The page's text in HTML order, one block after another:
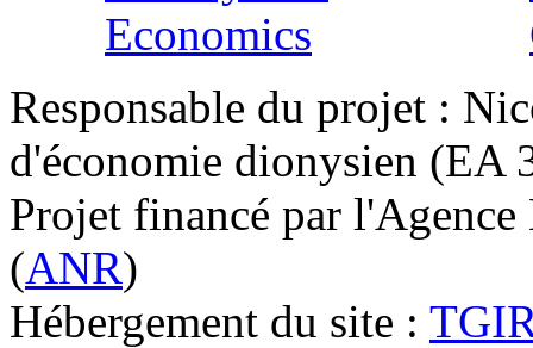
Responsable du projet :
d'économie dionysien
Projet financé par l'Agence
(ANR)
Hébergement du site :